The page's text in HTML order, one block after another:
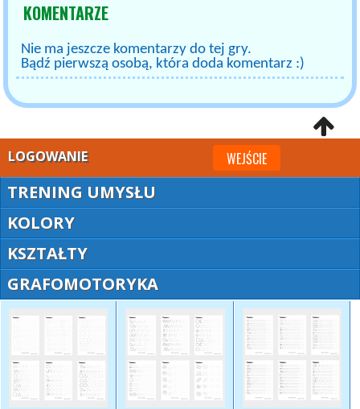
KOMENTARZE
Nie ma jeszcze komentarzy do tej gry.
Bądź pierwszą osobą, która doda komentarz :)
LOGOWANIE WEJŚCIE
TRENING UMYSŁU
KOLORY
KSZTAŁTY
GRAFOMOTORYKA